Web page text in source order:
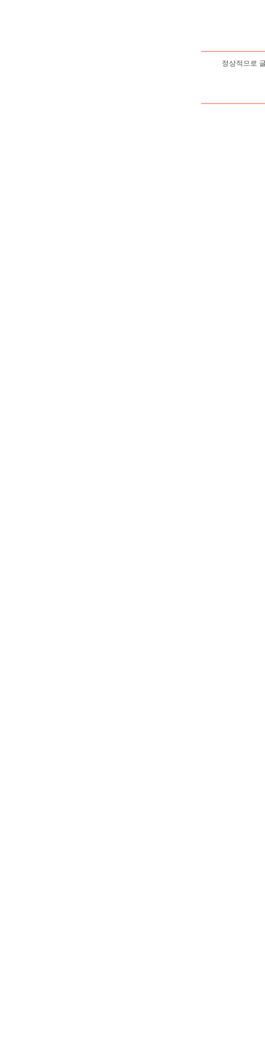
정상적으로